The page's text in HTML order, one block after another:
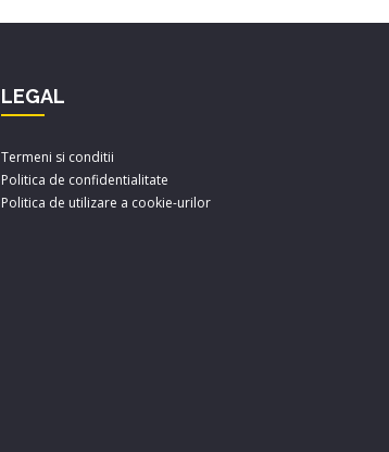
LEGAL
Termeni si conditii
Politica de confidentialitate
Politica de utilizare a cookie-urilor